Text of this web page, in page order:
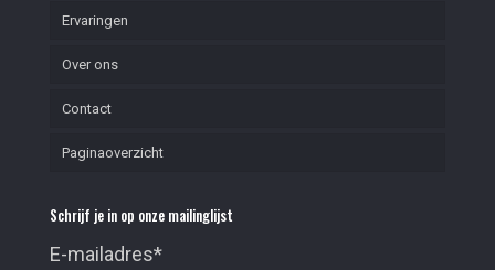
Ervaringen
Over ons
Contact
Paginaoverzicht
Schrijf je in op onze mailinglijst
E-mailadres*